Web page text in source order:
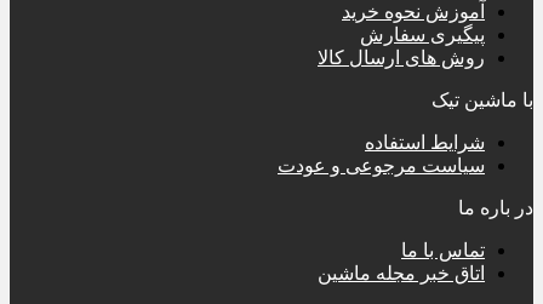
آموزش نحوه خرید
پیگیری سفارش
روش های ارسال کالا
با ماشین تیک
شرایط استفاده
سیاست مرجوعی و عودت
در باره ما
تماس با ما
اتاق خبر مجله ماشین